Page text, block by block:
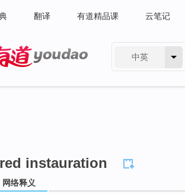
翻译 有道精品课 云笔记
中英
instauration
网络释义